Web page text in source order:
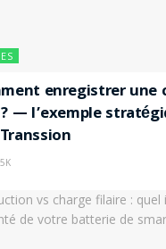
enregistrer une
— l’exemple